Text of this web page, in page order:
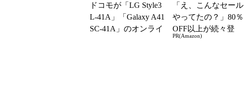
ドコモが「LG Style3
L-41A」「Galaxy A41
SC-41A」のオンライ
「え、こんなセール
やってたの？」80％
OFF以上が続々登
場！Amazonの本気が
PR(Amazon)